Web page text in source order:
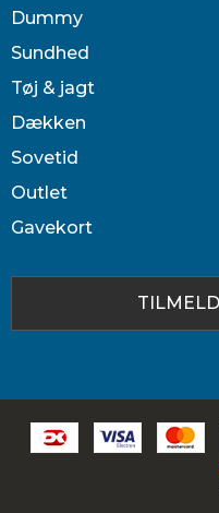
Dummy
Sundhed
Tøj & jagt
Dækken
Sovetid
Outlet
Gavekort